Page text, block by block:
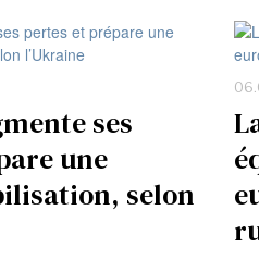
ses
une
selon